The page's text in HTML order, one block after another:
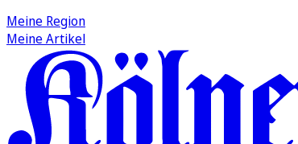
Meine Region
Meine Artikel